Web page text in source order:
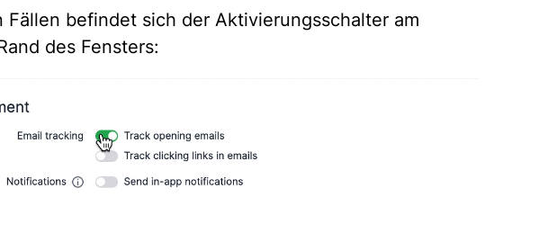
Fällen befindet sich der Aktivierungsschalter am
des Fensters: